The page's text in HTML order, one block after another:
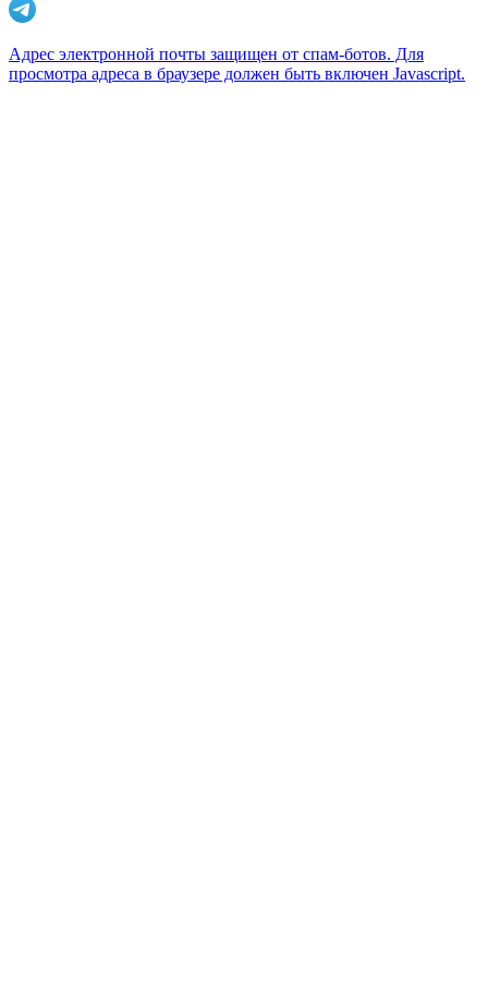
Адрес электронной почты защищен от спам-ботов. Для
просмотра адреса в браузере должен быть включен Javascript.